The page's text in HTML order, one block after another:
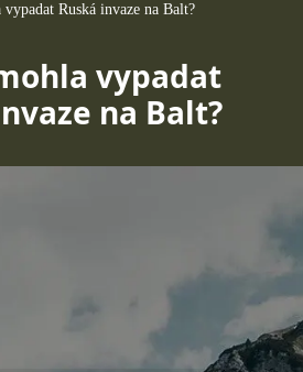
Ruská invaze na Balt?
vypadat
na Balt?